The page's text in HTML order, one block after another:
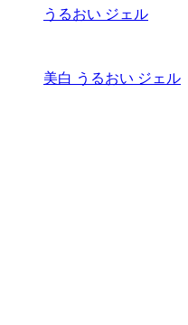
うるおい ジェル
美白 うるおい ジェル